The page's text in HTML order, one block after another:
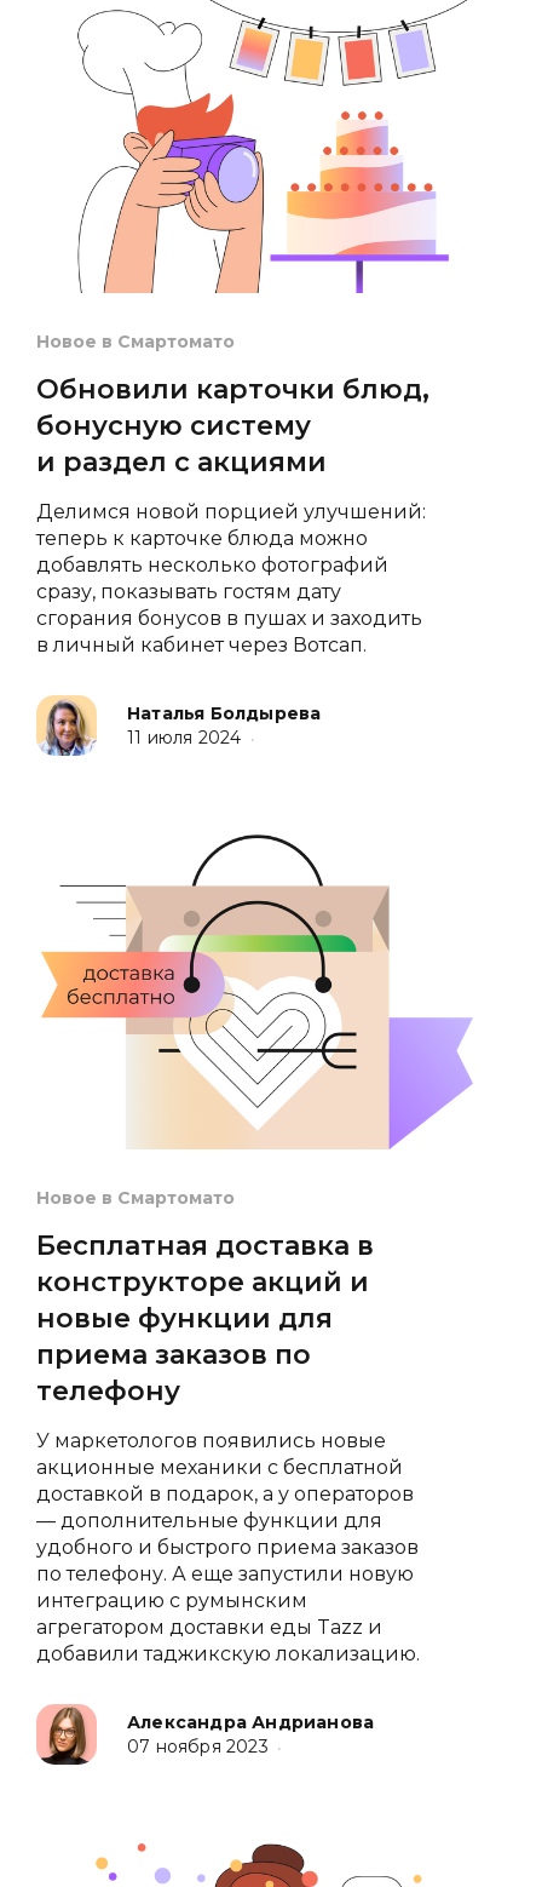
Новое в Смартомато
Обновили карточки блюд,
бонусную систему
и раздел с акциями
Делимся новой порцией улучшений:
теперь к карточке блюда можно
добавлять несколько фотографий
сразу, показывать гостям дату
сгорания бонусов в пушах и заходить
в личный кабинет через Вотсап.
Наталья Болдырева
11 июля 2024 •
Новое в Смартомато
Бесплатная доставка в
конструкторе акций и
новые функции для
приема заказов по
телефону
У маркетологов появились новые
акционные механики с бесплатной
доставкой в подарок, а у операторов
— дополнительные функции для
удобного и быстрого приема заказов
по телефону. А еще запустили новую
интеграцию с румынским
агрегатором доставки еды Tazz и
добавили таджикскую локализацию.
Александра Андрианова
07 ноября 2023 •